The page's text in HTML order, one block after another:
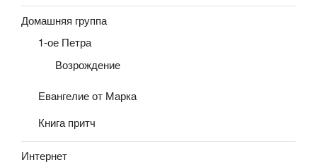
Домашняя группа
1-ое Петра
Возрождение
Евангелие от Марка
Книга притч
Интернет